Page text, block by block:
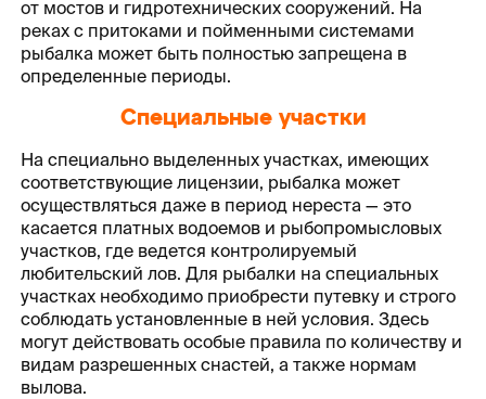
от мостов и гидротехнических сооружений. На
реках с притоками и пойменными системами
рыбалка может быть полностью запрещена в
определенные периоды.
Специальные участки
На специально выделенных участках, имеющих
соответствующие лицензии, рыбалка может
осуществляться даже в период нереста — это
касается платных водоемов и рыбопромысловых
участков, где ведется контролируемый
любительский лов. Для рыбалки на специальных
участках необходимо приобрести путевку и строго
соблюдать установленные в ней условия. Здесь
могут действовать особые правила по количеству и
видам разрешенных снастей, а также нормам
вылова.